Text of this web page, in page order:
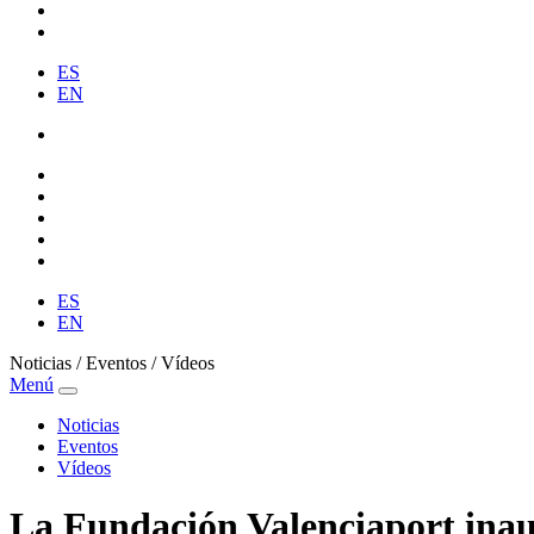
ES
EN
ES
EN
Noticias / Eventos / Vídeos
Menú
Noticias
Eventos
Vídeos